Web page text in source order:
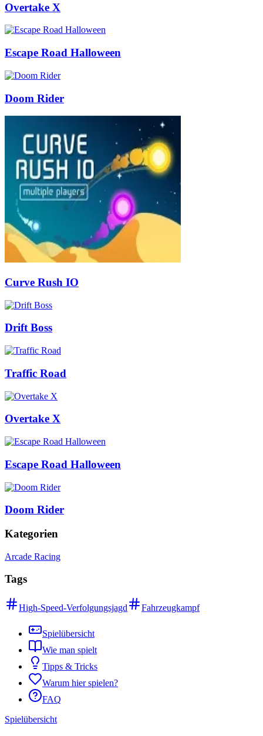
Overtake X
Escape Road Halloween
Doom Rider
Curve Rush IO
Drift Boss
Traffic Road
Overtake X
Escape Road Halloween
Doom Rider
Kategorien
Arcade Racing
Tags
High-Speed-Verfolgungsjagd Fahrzeugkampf
Spielübersicht
Wie man spielt
Tipps & Tricks
Warum hier spielen?
FAQ
Spielübersicht